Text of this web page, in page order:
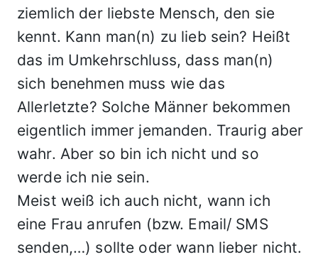
ziemlich der liebste Mensch, den sie
kennt. Kann man(n) zu lieb sein? Heißt
das im Umkehrschluss, dass man(n)
sich benehmen muss wie das
Allerletzte? Solche Männer bekommen
eigentlich immer jemanden. Traurig aber
wahr. Aber so bin ich nicht und so
werde ich nie sein.
Meist weiß ich auch nicht, wann ich
eine Frau anrufen (bzw. Email/ SMS
senden,…) sollte oder wann lieber nicht.